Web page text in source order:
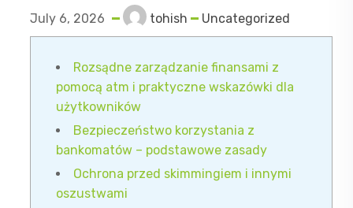
July 6, 2026 tohish Uncategorized
Rozsądne zarządzanie finansami z
pomocą atm i praktyczne wskazówki dla
użytkowników
Bezpieczeństwo korzystania z
bankomatów – podstawowe zasady
Ochrona przed skimmingiem i innymi
oszustwami